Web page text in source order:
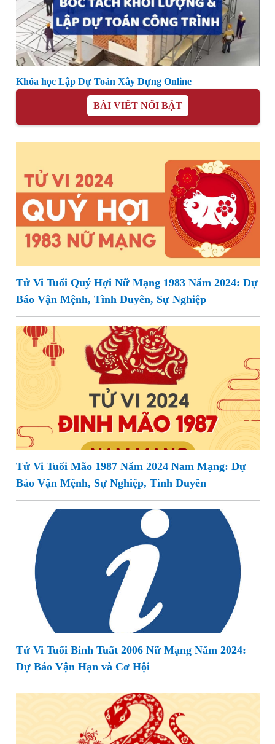
Khóa học Lập Dự Toán Xây Dựng Online
BÀI VIẾT NỔI BẬT
Tử Vi Tuổi Quý Hợi Nữ Mạng 1983 Năm 2024: Dự
Báo Vận Mệnh, Tình Duyên, Sự Nghiệp
Tử Vi Tuổi Mão 1987 Năm 2024 Nam Mạng: Dự
Báo Vận Mệnh, Sự Nghiệp, Tình Duyên
Tử Vi Tuổi Bính Tuất 2006 Nữ Mạng Năm 2024:
Dự Báo Vận Hạn và Cơ Hội